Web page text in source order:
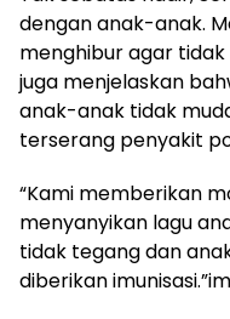
dengan anak-anak.
menghibur agar tidak
juga menjelaskan
anak-anak tidak
terserang penyakit
“Kami memberikan
menyanyikan lagu
tidak tegang dan
diberikan